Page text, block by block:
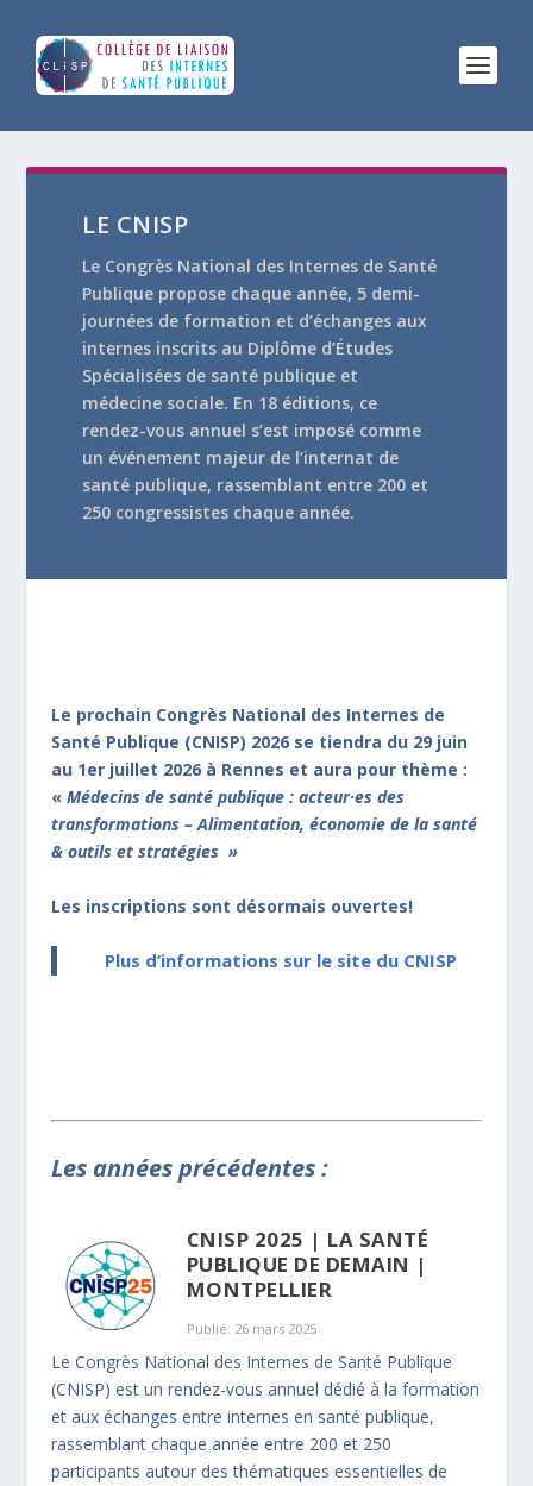
LE CNISP
Le Congrès National des Internes de Santé
Publique propose chaque année, 5 demi-
journées de formation et d’échanges aux
internes inscrits au Diplôme d’Études
Spécialisées de santé publique et
médecine sociale. En 18 éditions, ce
rendez-vous annuel s’est imposé comme
un événement majeur de l’internat de
santé publique, rassemblant entre 200 et
250 congressistes chaque année.
Le prochain Congrès National des Internes de
Santé Publique (CNISP) 2026 se tiendra du 29 juin
au 1er juillet 2026 à Rennes et aura pour thème :
« Médecins de santé publique : acteur·es des
transformations – Alimentation, économie de la santé
& outils et stratégies »
Les inscriptions sont désormais ouvertes!
Plus d’informations sur le site du CNISP
Les années précédentes :
CNISP 2025 | LA SANTÉ
PUBLIQUE DE DEMAIN |
MONTPELLIER
Publié: 26 mars 2025
Le Congrès National des Internes de Santé Publique
(CNISP) est un rendez-vous annuel dédié à la formation
et aux échanges entre internes en santé publique,
rassemblant chaque année entre 200 et 250
participants autour des thématiques essentielles de